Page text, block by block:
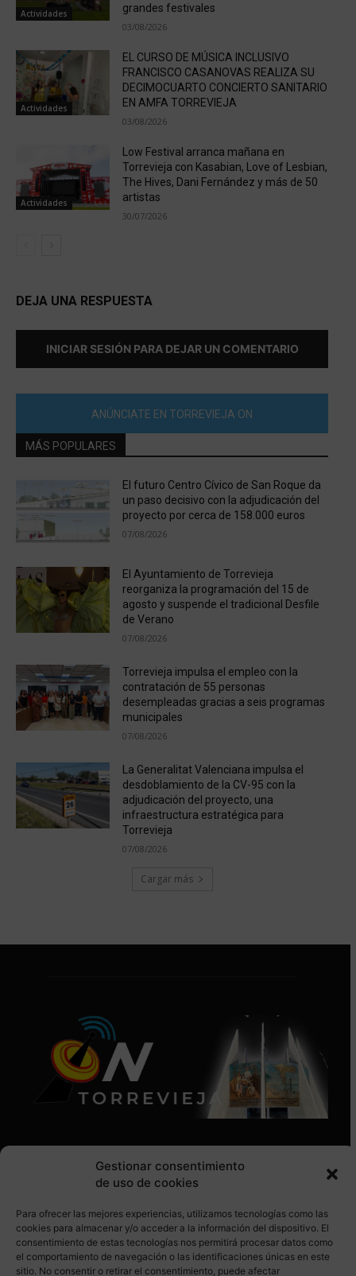
Gestionar consentimiento
de uso de cookies
Para ofrecer las mejores experiencias, utilizamos tecnologías como las
cookies para almacenar y/o acceder a la información del dispositivo. El
consentimiento de estas tecnologías nos permitirá procesar datos como
el comportamiento de navegación o las identificaciones únicas en este
sitio. No consentir o retirar el consentimiento, puede afectar
Actividades
grandes festivales
03/08/2026
Actividades
EL CURSO DE MÚSICA INCLUSIVO
FRANCISCO CASANOVAS REALIZA SU
DECIMOCUARTO CONCIERTO SANITARIO
EN AMFA TORREVIEJA
03/08/2026
Actividades
Low Festival arranca mañana en
Torrevieja con Kasabian, Love of Lesbian,
The Hives, Dani Fernández y más de 50
artistas
30/07/2026
DEJA UNA RESPUESTA
INICIAR SESIÓN PARA DEJAR UN COMENTARIO
ANÚNCIATE EN TORREVIEJA ON
MÁS POPULARES
El futuro Centro Cívico de San Roque da
un paso decisivo con la adjudicación del
proyecto por cerca de 158.000 euros
07/08/2026
El Ayuntamiento de Torrevieja
reorganiza la programación del 15 de
agosto y suspende el tradicional Desfile
de Verano
07/08/2026
Torrevieja impulsa el empleo con la
contratación de 55 personas
desempleadas gracias a seis programas
municipales
07/08/2026
La Generalitat Valenciana impulsa el
desdoblamiento de la CV-95 con la
adjudicación del proyecto, una
infraestructura estratégica para
Torrevieja
07/08/2026
Cargar más
SÍGUENOS EN REDES SOCIALES